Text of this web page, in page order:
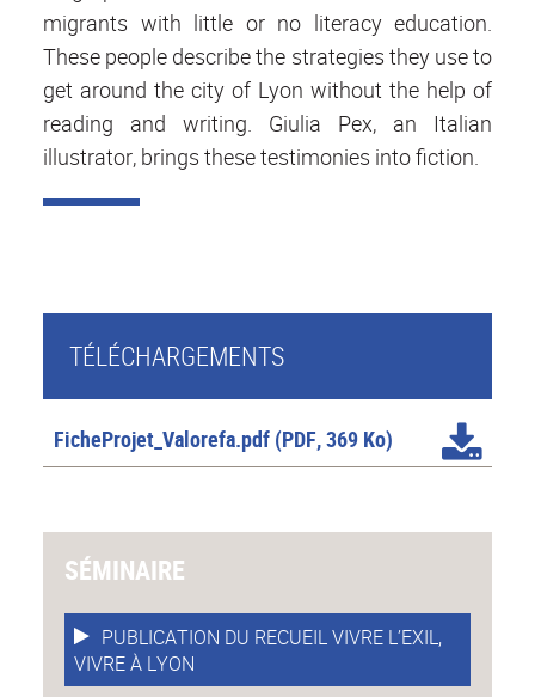
migrants with little or no literacy education.
These people describe the strategies they use to
get around the city of Lyon without the help of
reading and writing. Giulia Pex, an Italian
illustrator, brings these testimonies into fiction.
TÉLÉCHARGEMENTS
FicheProjet_Valorefa.pdf (PDF, 369 Ko)
SÉMINAIRE
PUBLICATION DU RECUEIL VIVRE L’EXIL,
VIVRE À LYON